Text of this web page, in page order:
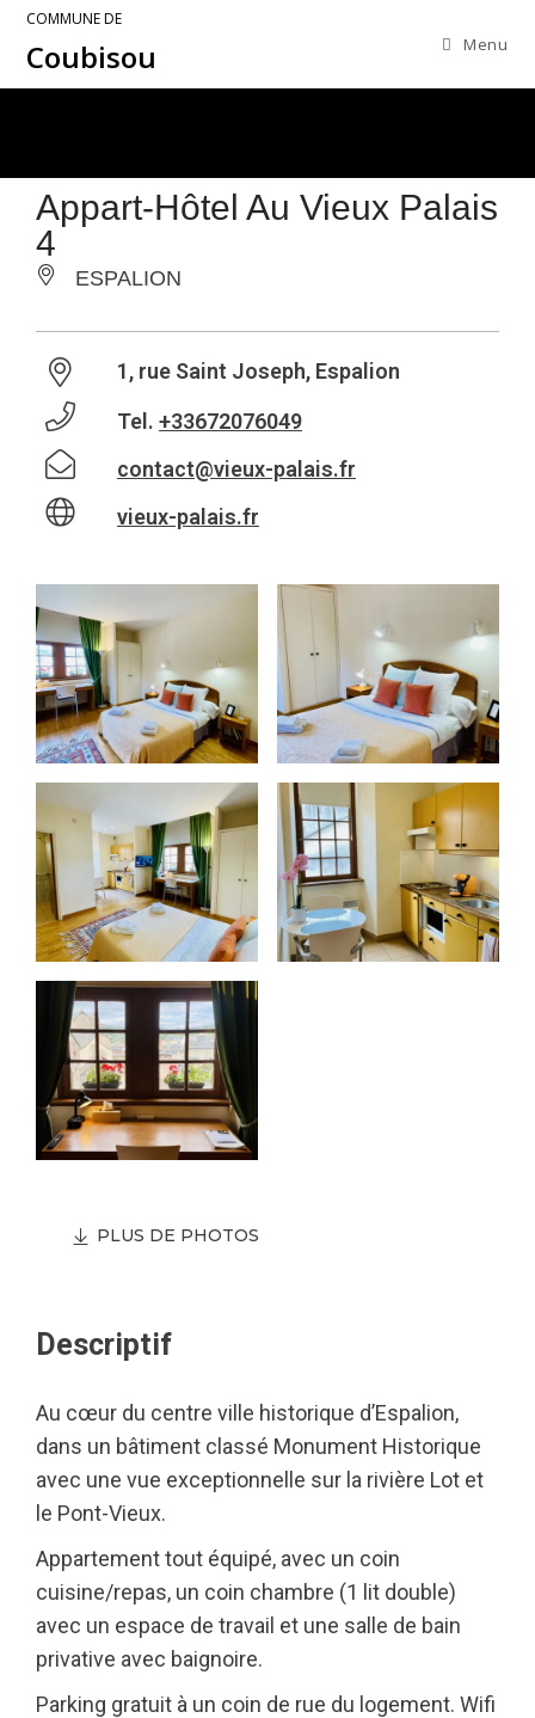
COMMUNE DE
Coubisou Menu
Appart-Hôtel Au Vieux Palais
4
ESPALION
1, rue Saint Joseph, Espalion
Tel. +33672076049
contact@vieux-palais.fr
vieux-palais.fr
PLUS DE PHOTOS
Descriptif
Au cœur du centre ville historique d’Espalion,
dans un bâtiment classé Monument Historique
avec une vue exceptionnelle sur la rivière Lot et
le Pont-Vieux.
Appartement tout équipé, avec un coin
cuisine/repas, un coin chambre (1 lit double)
avec un espace de travail et une salle de bain
privative avec baignoire.
Parking gratuit à un coin de rue du logement. Wifi